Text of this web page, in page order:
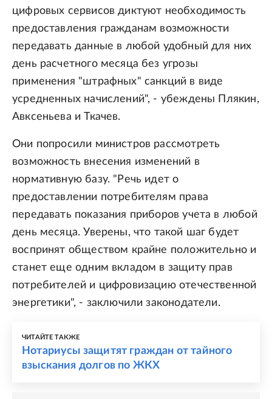
цифровых сервисов диктуют необходимость
предоставления гражданам возможности
передавать данные в любой удобный для них
день расчетного месяца без угрозы
применения "штрафных" санкций в виде
усредненных начислений", - убеждены Плякин,
Авксеньева и Ткачев.
Они попросили министров рассмотреть
возможность внесения изменений в
нормативную базу. "Речь идет о
предоставлении потребителям права
передавать показания приборов учета в любой
день месяца. Уверены, что такой шаг будет
воспринят обществом крайне положительно и
станет еще одним вкладом в защиту прав
потребителей и цифровизацию отечественной
энергетики", - заключили законодатели.
ЧИТАЙТЕ ТАКЖЕ
Нотариусы защитят граждан от тайного
взыскания долгов по ЖКХ